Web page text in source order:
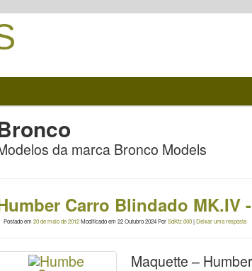
da marca Bronco Models
Carro Blindado MK.IV
Postado em 20 de maio de 2012Modificado em 22 Outubro 2024PorSdKfz.000|Deixar uma resposta
Maquette –